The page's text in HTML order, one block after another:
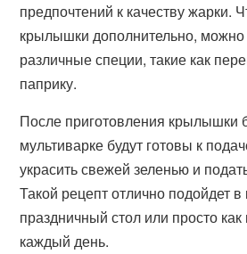
предпочтений к качеству жарки.
крылышки дополнительно, можно
различные специи, такие как
паприку.
После приготовления крылышки
мультиварке будут готовы к
украсить свежей зеленью и
Такой рецепт отлично подойдет в
праздничный стол или просто
каждый день.